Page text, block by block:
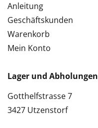
Anleitung
Geschäftskunden
Warenkorb
Mein Konto
Lager und Abholungen
Gotthelfstrasse 7
3427 Utzenstorf